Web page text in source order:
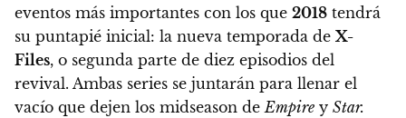
eventos más importantes con los que 2018 tendrá
su puntapié inicial: la nueva temporada de X-
Files, o segunda parte de diez episodios del
revival. Ambas series se juntarán para llenar el
vacío que dejen los midseason deEmpire y Star.